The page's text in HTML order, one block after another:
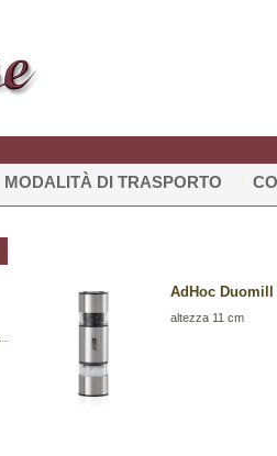
MODALITÀ DI TRASPORTO
AdHoc
altezza 11 cm